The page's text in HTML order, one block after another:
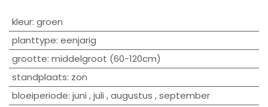
​kleur: groen
planttype: eenjarig
grootte: middelgroot (60-120cm)
standplaats: zon
bloeiperiode: juni ,juli ,augustus ,september